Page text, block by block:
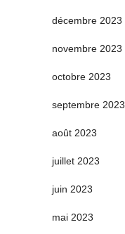
décembre 2023
novembre 2023
octobre 2023
septembre 2023
août 2023
juillet 2023
juin 2023
mai 2023